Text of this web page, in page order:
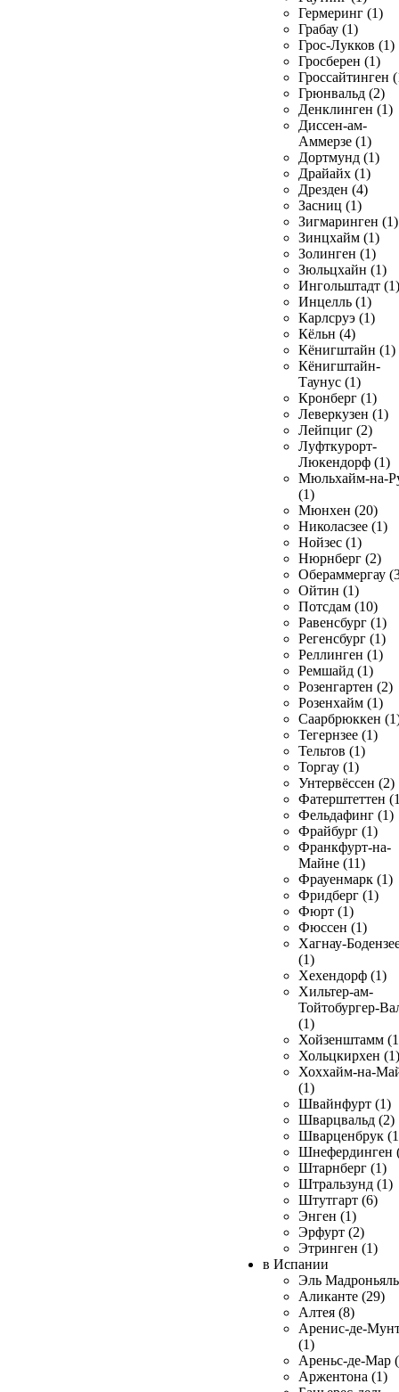
Гермеринг (1)
Грабау (1)
Грос-Лукков (1)
Гросберен (1)
Гроссайтинген
Грюнвальд (2)
Денклинген (1)
Диссен-ам-
Аммерзе (1)
Дортмунд (1)
Драйайх (1)
Дрезден (4)
Засниц (1)
Зигмаринген (1)
Зинцхайм (1)
Золинген (1)
Зюльцхайн (1)
Ингольштадт (1)
Инцелль (1)
Карлсруэ (1)
Кёльн (4)
Кёнигштайн (1)
Кёнигштайн-
Таунус (1)
Кронберг (1)
Леверкузен (1)
Лейпциг (2)
Луфткурорт-
Люкендорф (1)
Мюльхайм-на-
(1)
Мюнхен (20)
Николасзее (1)
Нойзес (1)
Нюрнберг (2)
Обераммергау
Ойтин (1)
Потсдам (10)
Равенсбург (1)
Регенсбург (1)
Реллинген (1)
Ремшайд (1)
Розенгартен (2)
Розенхайм (1)
Саарбрюккен
Тегернзее (1)
Тельтов (1)
Торгау (1)
Унтервёссен (2)
Фатерштеттен
Фельдафинг (1)
Фрайбург (1)
Франкфурт-на-
Майне (11)
Фрауенмарк (1)
Фридберг (1)
Фюрт (1)
Фюссен (1)
Хагнау-
(1)
Хехендорф (1)
Хильтер-ам-
Тойтобургер-
(1)
Хойзенштамм
Хольцкирхен (1)
Хоххайм-на-
(1)
Швайнфурт (1)
Шварцвальд (2)
Шварценбрук
Шнефердинген
Штарнберг (1)
Штральзунд (1)
Штутгарт (6)
Энген (1)
Эрфурт (2)
Этринген (1)
в Испании
Эль
Аликанте (29)
Алтея (8)
Аренис-де-
(1)
Ареньс-де-Мар
Аржентона (1)